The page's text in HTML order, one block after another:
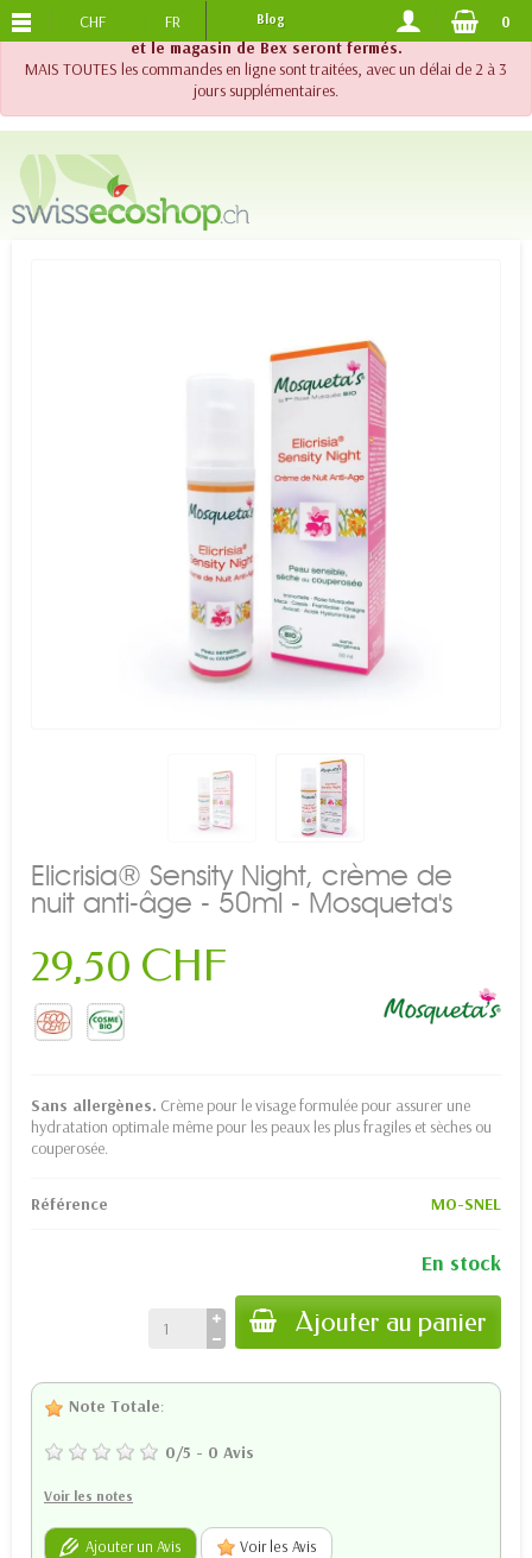
!! Important !! Jusqu'au 20 août 2026, le support téléphonique
et le magasin de Bex seront fermés.
MAIS TOUTES les commandes en ligne sont traitées, avec un délai de 2 à 3
jours supplémentaires.
PORTS OFFERTS DES 120.-
CHF FR Blog 0
Elicrisia® Sensity Night, crème de
nuit anti-âge - 50ml - Mosqueta's
29,50 CHF
Sans allergènes. Crème pour le visage formulée pour assurer une
hydratation optimale même pour les peaux les plus fragiles et sèches ou
couperosée.
Référence MO-SNEL
En stock
Ajouter au panier
Note Totale:
0/5 - 0 Avis
Voir les notes
Ajouter un Avis Voir les Avis